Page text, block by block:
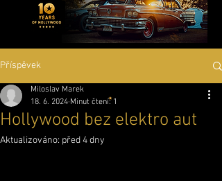
Příspěvek
Hollywood bez elektro aut
Miloslav Marek
18. 6. 2024 Minut čtení: 1
Aktualizováno: před 4 dny